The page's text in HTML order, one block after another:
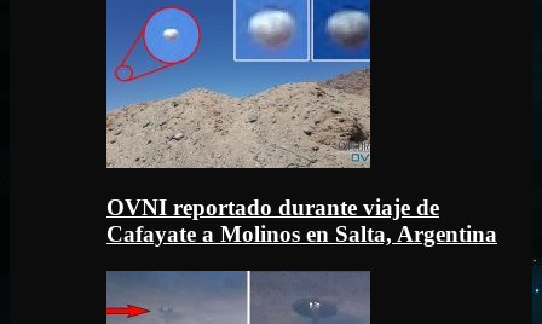
OVNI reportado durante viaje de
Cafayate a Molinos en Salta, Argentina